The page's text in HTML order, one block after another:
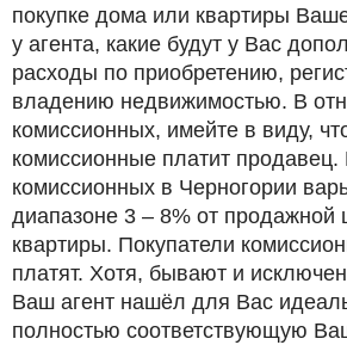
покупке дома или квартиры
у агента, какие будут у Вас
расходы по приобретению,
владению недвижимостью. В
комиссионных, имейте в виду,
комиссионные платит продавец.
комиссионных в Черногории
диапазоне 3 – 8% от
квартиры. Покупатели
платят. Хотя, бывают и
Ваш агент нашёл для Вас
полностью соответствующую